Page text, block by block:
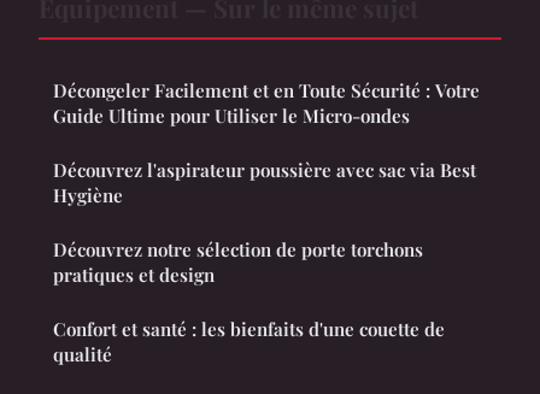
Décongeler Facilement et en Toute Sécurité : Votre
Guide Ultime pour Utiliser le Micro-ondes
Découvrez l'aspirateur poussière avec sac via Best
Hygiène
Découvrez notre sélection de porte torchons
pratiques et design
Confort et santé : les bienfaits d'une couette de
qualité